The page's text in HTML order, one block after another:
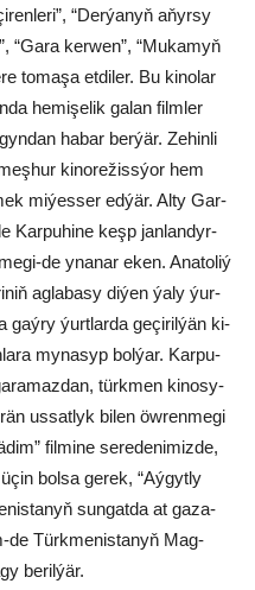
“Der­ýa­nyň aňyr­sy
“Ga­ra ker­wen”, “Mu­ka­myň
to­ma­şa et­di­ler. Bu ki­no­lar
he­mi­şe­lik ga­lan film­ler
ha­bar ber­ýär. Ze­hin­li
ki­no­re­žiss­ýor hem
mi­ýes­ser ed­ýär. Alty Gar­
Kar­pu­hi­ne keşp jan­lan­dyr­
de yna­nar eken. Ana­to­liý
ag­la­ba­sy di­ýen ýa­ly ýur­
gaý­ry ýurt­lar­da ge­çi­ril­ýän ki­
my­na­syp bol­ýar. Kar­pu­
türk­men ki­no­sy­
us­sat­lyk bi­len öw­ren­me­gi
fil­mi­ne se­re­de­ni­miz­de,
bol­sa ge­rek, “Aý­gyt­ly
sun­gat­da at ga­za­
de Türk­me­nis­ta­nyň Mag­
be­ril­ýär.